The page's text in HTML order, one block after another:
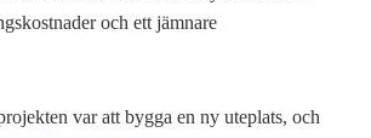
och ett jämnare
var att bygga en ny uteplats, och